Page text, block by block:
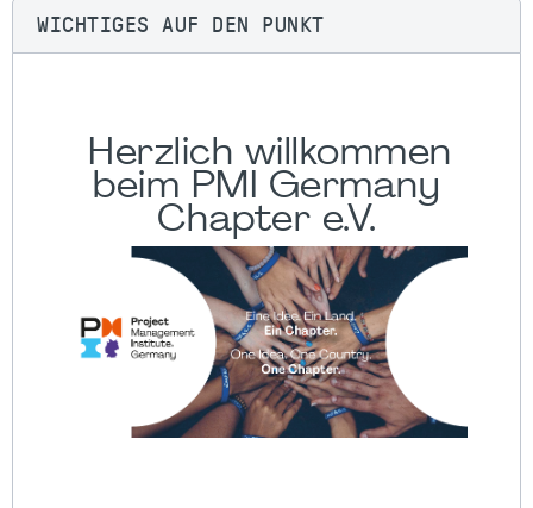
WICHTIGES AUF DEN PUNKT
Herzlich willkommen
beim PMI Germany
Chapter e.V.